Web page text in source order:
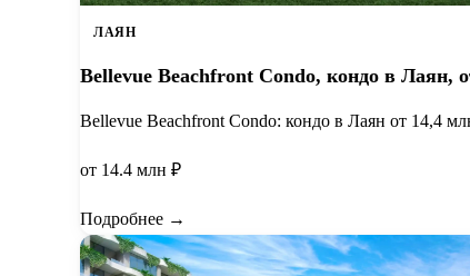
ЛАЯН
Bellevue Beachfront Condo, кондо в Лаян,
Bellevue Beachfront Condo: кондо в Лаян от 14,4
от 14.4 млн ₽
Подробнее →